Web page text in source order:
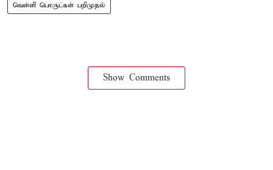
வெள்ளி பொருட்கள் பறிமுதல்
Show Comments